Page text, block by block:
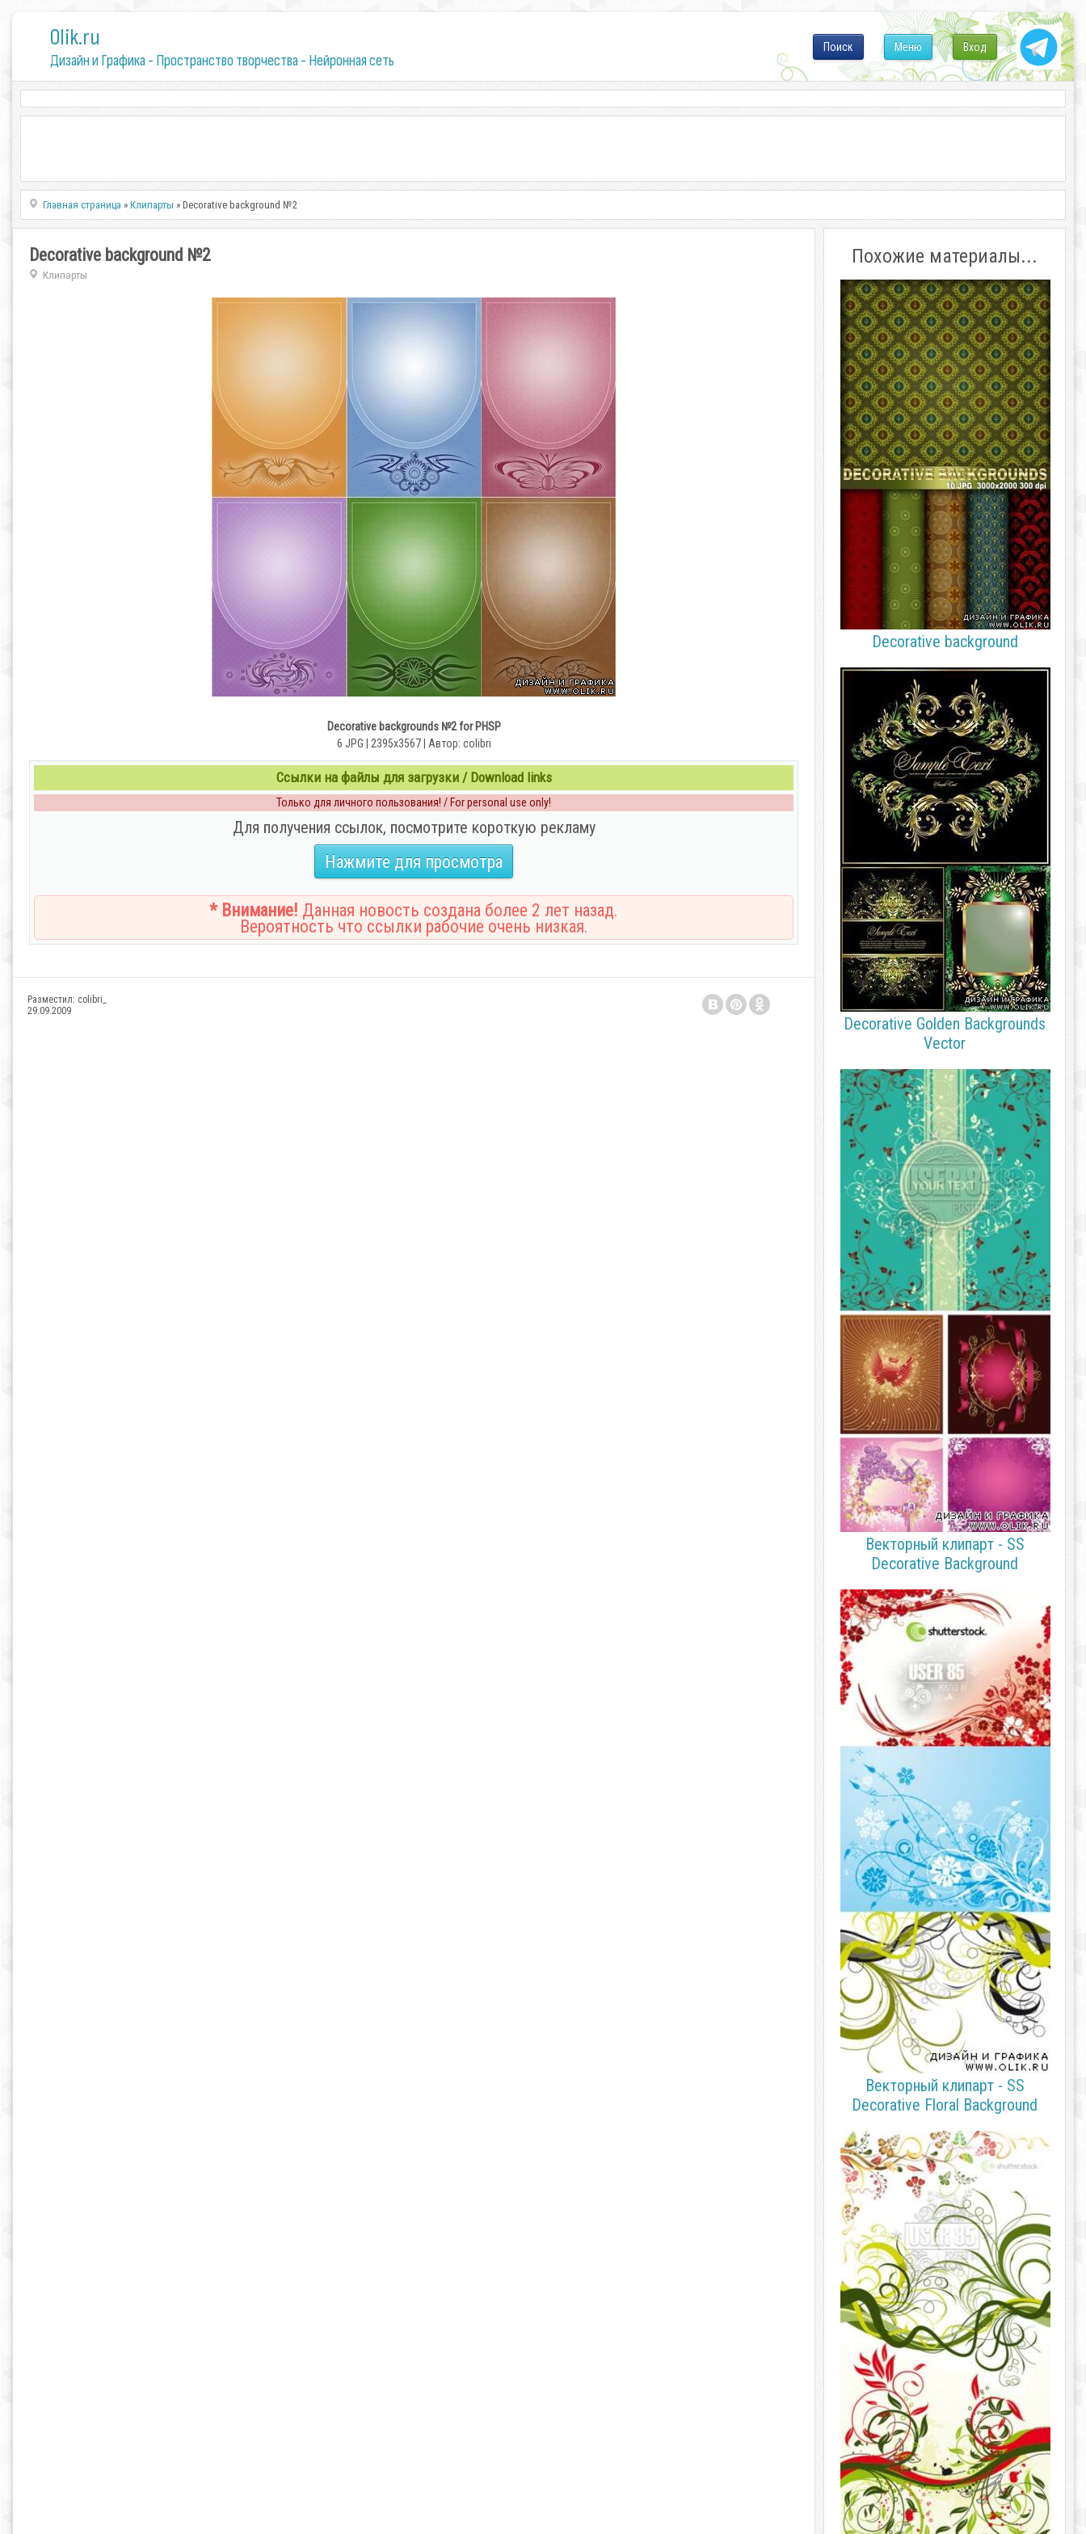
0lik.ru
Дизайн и Графика - Пространство творчества - Нейронная сеть
Вход
Меню
Поиск
Главная страница »Клипарты » Decorative background №2
Decorative background №2
Клипарты
Decorative backgrounds №2 for PHSP
6 JPG | 2395x3567 | Автор: colibri
Ссылки на файлы для загрузки / Download links
Только для личного пользования! / For personal use only!
Для получения ссылок, посмотрите короткую рекламу
Нажмите для просмотра
* Внимание! Данная новость создана более 2 лет назад.
Вероятность что ссылки рабочие очень низкая.
Разместил: colibri_
29.09.2009
Похожие материалы...
Decorative background
Decorative Golden Backgrounds
Vector
Векторный клипарт - SS
Decorative Background
Векторный клипарт - SS
Decorative Floral Background